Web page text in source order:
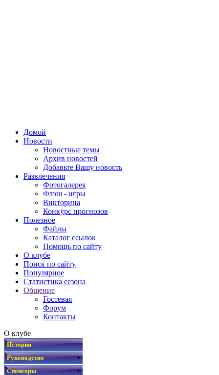
Домой
Новости
Новостные темы
Архив новостей
Добавьте Вашу новость
Развлечения
Фотогалерея
Флэш - игры
Викторина
Конкурс прогнозов
Полезное
Файлы
Каталог ссылок
Помощь по сайту
О клубе
Поиск по сайту
Популярное
Статистика сезона
Общение
Гостевая
Форум
Контакты
О клубе
История
Руководство
Спонсоры